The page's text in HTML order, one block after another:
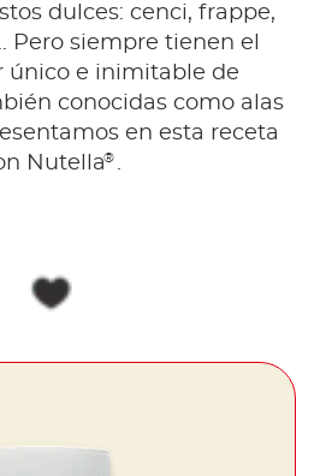
dulces: cenci, frappe,
Pero siempre tienen el
único e inimitable de
conocidas como alas
en esta receta
Nutella® .